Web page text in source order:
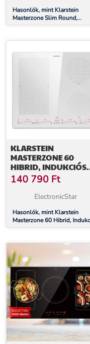
Hasonlók, mint Klarstein
Masterzone Slim Round,
indukciós főzőlap, max.
KLARSTEIN
MASTERZONE 60
HIBRID, INDUKCIÓS
FŐZŐLAP, BEÉPÍTETT,
FLEX ZÓNA
140 790 Ft
ElectronicStar
Hasonlók, mint Klarstein
Masterzone 60 Hibrid,
főzőlap, beépített, 4 flex